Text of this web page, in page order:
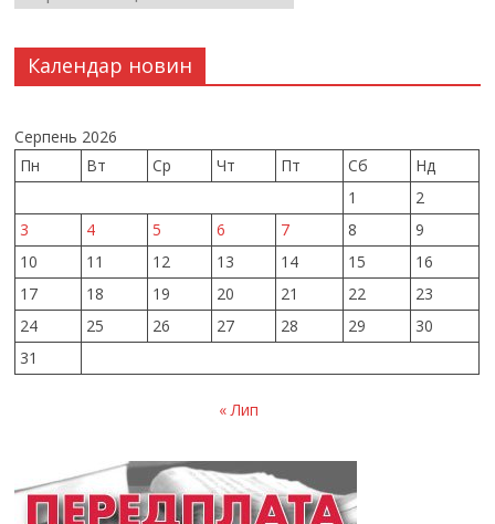
Календар новин
Серпень 2026
Пн
Вт Ср Чт Пт Сб
Нд
1
2
3
4 5 6 7 8
9
10
11 12 13 14 15
16
17
18 19 20 21 22
23
24
25 26 27 28 29
30
31
« Лип